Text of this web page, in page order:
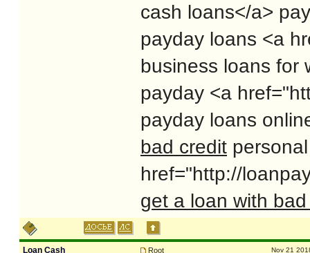
cash loans</a>
payday loans <a
business loans for
payday <a
payday loans
bad credit
href="http://
get a loan with
Loan Cash Root Nov 21